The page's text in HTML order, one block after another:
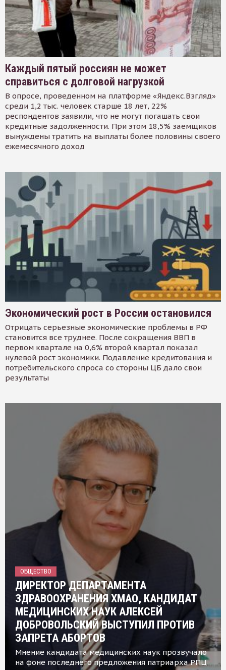
Каждый пятый россиян не может
справиться с долговой нагрузкой
В опросе, проведенном на платформе «Яндекс.Взгляд»
среди 1,2 тыс. человек старше 18 лет, 22%
респондентов заявили, что не могут погашать свои
кредитные задолженности. При этом 18,5% заемщиков
вынуждены тратить на выплаты более половины своего
ежемесячного доход
Экономический рост в России остановился
Отрицать серьезные экономические проблемы в РФ
становится все труднее. После сокращения ВВП в
первом квартале на 0,6% второй квартал показал
нулевой рост экономики. Подавление кредитования и
потребительского спроса со стороны ЦБ дало свои
результаты
ОБЩЕСТВО
ДИРЕКТОР ДЕПАРТАМЕНТА
ЗДРАВООХРАНЕНИЯ ХМАО, КАНДИДАТ
МЕДИЦИНСКИХ НАУК АЛЕКСЕЙ
ДОБРОВОЛЬСКИЙ ВЫСТУПИЛ ПРОТИВ
ЗАПРЕТА АБОРТОВ
Мнение кандидата медицинских наук прозвучало
на фоне последнего предложения патриарха РПЦ